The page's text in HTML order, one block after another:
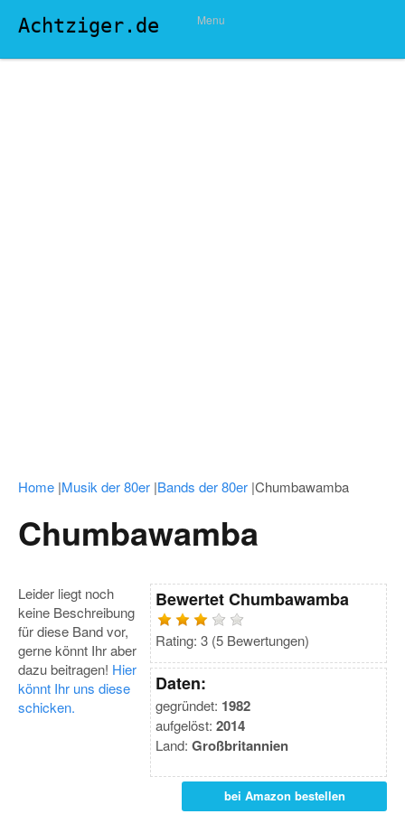
Achtziger.de Menu
Home |Musik der 80er |Bands der 80er |Chumbawamba
Chumbawamba
BewertetChumbawamba
Rating: 3 (5 Bewertungen)
Daten:
gegründet: 1982
aufgelöst: 2014
Land: Großbritannien
bei Amazon bestellen
Leider liegt noch
keine Beschreibung
für diese Band vor,
gerne könnt Ihr aber
dazu beitragen! Hier
könnt Ihr uns diese
schicken.